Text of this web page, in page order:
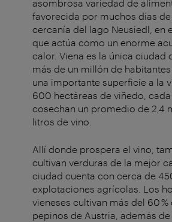
asombrosa variedad de
favorecida por muchos días
cercanía del lago Neusiedl, en
que actúa como un enorme
calor. Viena es la única ciudad
más de un millón de
una importante superficie a la
600 hectáreas de viñedo, cada
cosechan un promedio de 2,4
litros de vino.
Allí donde prospera el vino,
cultivan verduras de la mejor
ciudad cuenta con cerca de
explotaciones agrícolas. Los
vieneses cultivan más del 60
pepinos de Austria, además de